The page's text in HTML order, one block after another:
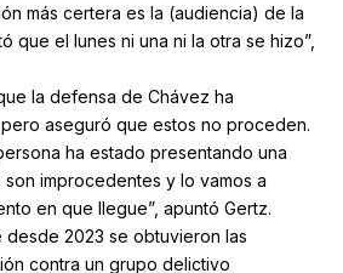
más certera es la (audiencia) de la
que el lunes ni una ni la otra se hizo”,
la defensa de Chávez ha
aseguró que estos no proceden.
ha estado presentando una
improcedentes y lo vamos a
en que llegue”, apuntó Gertz.
desde 2023 se obtuvieron las
contra un grupo delictivo